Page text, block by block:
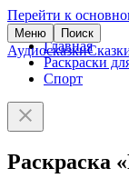
Перейти к
Меню Поиск
Аудиосказки
Главная
Раскраски
Спорт
Раскраска